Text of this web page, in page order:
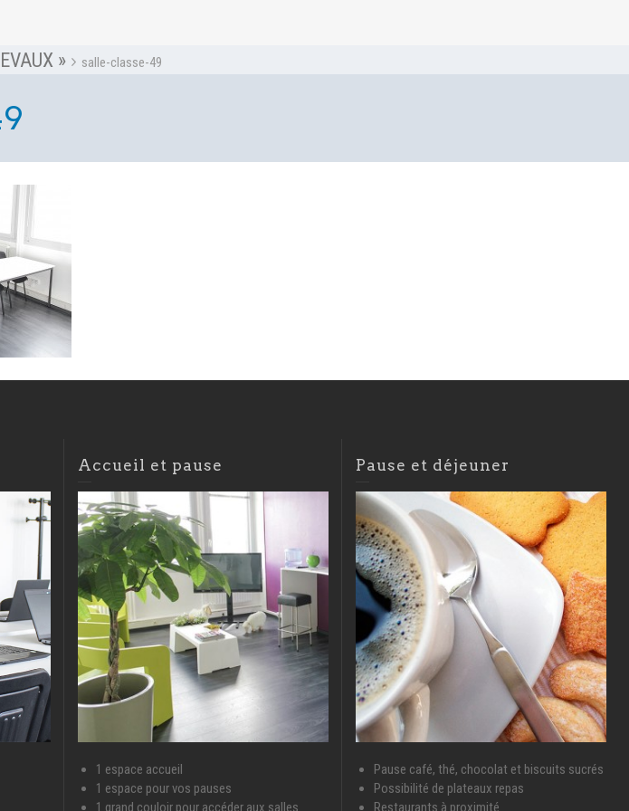
» salle-classe-49
Accueil et pause
1 espace accueil
1 espace pour vos pauses
1 grand couloir pour accéder aux salles
Pause et déjeuner
Pause café, thé, chocolat et biscuits sucrés
Possibilité de plateaux repas
Restaurants à proximité